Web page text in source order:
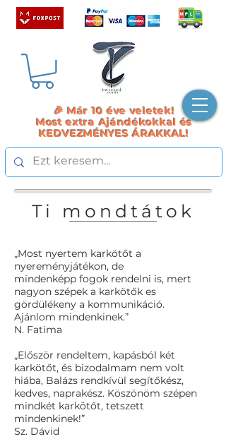
🎉 Már 10 éve veletek!
Most extra Ajándékokkal és
KEDVEZMÉNYES ÁRAKKAL!
Ti mondtátok
„Most nyertem karkötőt a
nyereményjátékon, de
mindenképp fogok rendelni is, mert
nagyon szépek a karkötők es
gördülékeny a kommunikáció.
Ajánlom mindenkinek.”
N. Fatima
„Először rendeltem, kapásból két
karkötőt, és bizodalmam nem volt
hiába, Balázs rendkívül segítőkész,
kedves, naprakész. Köszönöm szépen
mindkét karkötőt, tetszett
mindenkinek!”
Sz. Dávid